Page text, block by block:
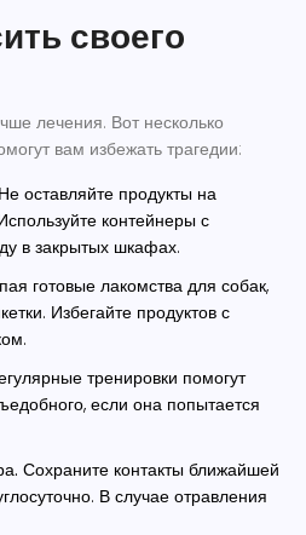
своего
лечения. Вот несколько
вам избежать трагедии:
Не оставляйте продукты на
контейнеры с
в закрытых шкафах.
готовые лакомства для собак,
Избегайте продуктов с
тренировки помогут
если она попытается
Сохраните контакты ближайшей
В случае отравления